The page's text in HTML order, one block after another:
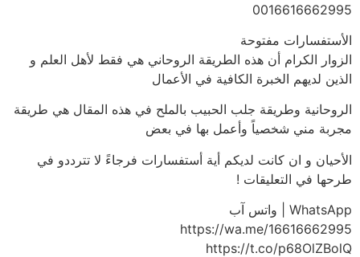
0016616662995
الأستفسارات مفتوحة
الزوار الكرام أن هذه الطريقة الروحاني هي فقط لأهل العلم و
الذين لديهم الخبرة الكافية في الأعمال
الروحانية وطريقة جلب الحبيب بالملح في هذه المقال هي طريقة
مجربة مني شخصياً وأعمل بها في بعض
الأحيان و ان كانت لديكم أية أستفسارات فرجاءً لا تترددو في
طرحها في التعليقات !
WhatsApp | واتس آب
https://wa.me/16616662995
https://t.co/p68OlZBolQ